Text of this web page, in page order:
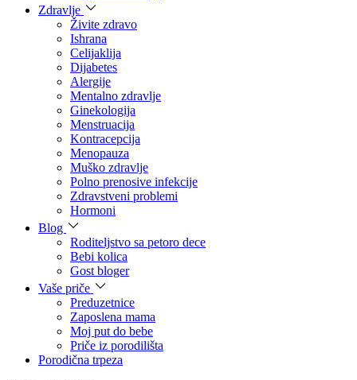
Zdravlje
Živite zdravo
Ishrana
Celijaklija
Dijabetes
Alergije
Mentalno zdravlje
Ginekologija
Menstruacija
Kontracepcija
Menopauza
Muško zdravlje
Polno prenosive infekcije
Zdravstveni problemi
Hormoni
Blog
Roditeljstvo sa petoro dece
Bebi kolica
Gost bloger
Vaše priče
Preduzetnice
Zaposlena mama
Moj put do bebe
Priče iz porodilišta
Porodična trpeza